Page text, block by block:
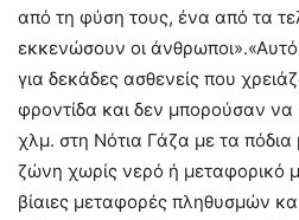
από τη φύση τους, ένα από τα
εκκενώσουν οι
για δεκάδες ασθενείς που
φροντίδα και δεν μπορούσαν να
χλμ. στη Νότια Γάζα με τα
ζώνη χωρίς νερό ή μεταφορικό
βίαιες μεταφορές πληθυσμών